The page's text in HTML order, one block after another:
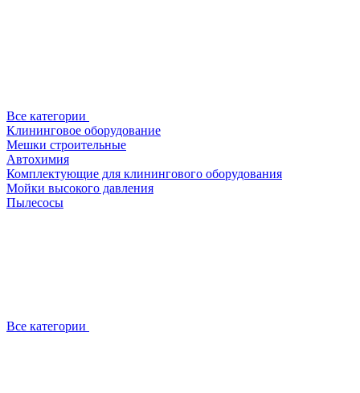
Все категории
Клининговое оборудование
Мешки строительные
Автохимия
Комплектующие для клинингового оборудования
Мойки высокого давления
Пылесосы
Все категории